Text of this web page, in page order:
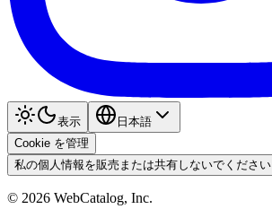
表示
日本語
Cookie を管理
私の個人情報を販売または共有しないでください
© 2026 WebCatalog, Inc.